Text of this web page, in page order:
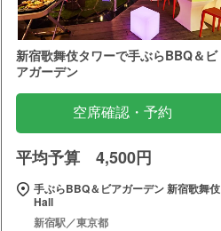
新宿歌舞伎タワーで手ぶらBBQ＆ビ
アガーデン
空席確認・予約
平均予算 4,500円
手ぶらBBQ＆ビアガーデン 新宿歌舞伎
Hall
新宿駅／東京都